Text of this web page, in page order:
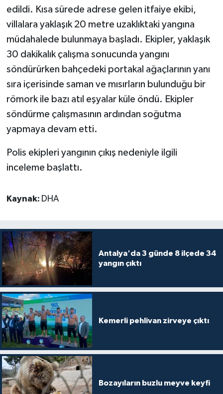
edildi. Kısa sürede adrese gelen itfaiye ekibi,
villalara yaklaşık 20 metre uzaklıktaki yangına
müdahalede bulunmaya başladı. Ekipler, yaklaşık
30 dakikalık çalışma sonucunda yangını
söndürürken bahçedeki portakal ağaçlarının yanı
sıra içerisinde saman ve mısırların bulunduğu bir
römork ile bazı atıl eşyalar küle öndü. Ekipler
söndürme çalışmasının ardından soğutma
yapmaya devam etti.
Polis ekipleri yangının çıkış nedeniyle ilgili
inceleme başlattı.
Kaynak: DHA
Antalya'da 3 günde 8 ilçede 34
yangın çıktı
Kemerli pehlivan zirveye çıktı
Bozayıların buzlu meyve keyfi